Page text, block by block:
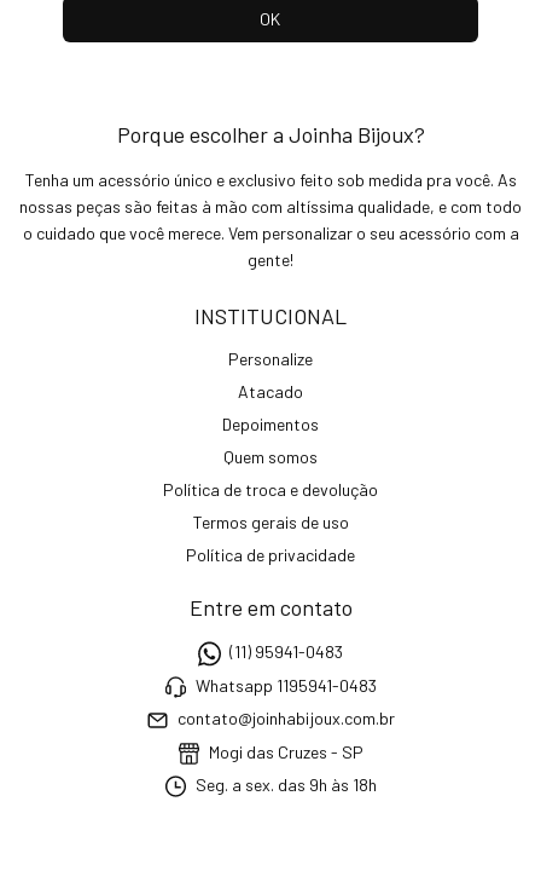
Porque escolher a Joinha Bijoux?
Tenha um acessório único e exclusivo feito sob medida pra você. As
nossas peças são feitas à mão com altíssima qualidade, e com todo
o cuidado que você merece. Vem personalizar o seu acessório com a
gente!
INSTITUCIONAL
Personalize
Atacado
Depoimentos
Quem somos
Política de troca e devolução
Termos gerais de uso
Política de privacidade
Entre em contato
(11) 95941-0483
Whatsapp 1195941-0483
contato@joinhabijoux.com.br
Mogi das Cruzes - SP
Seg. a sex. das 9h às 18h